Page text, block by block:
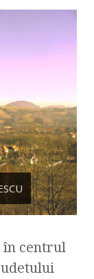
în centrul